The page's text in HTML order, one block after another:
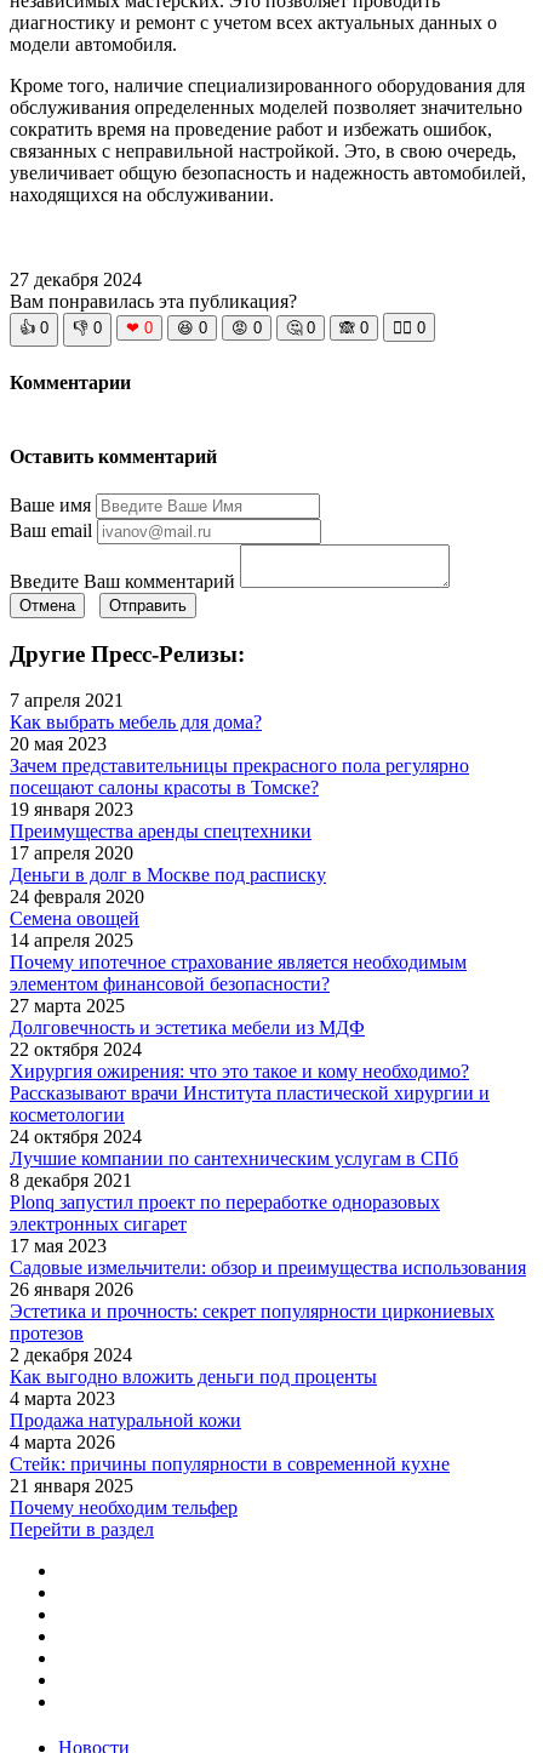
диагностику и ремонт с учетом всех актуальных данных о
модели автомобиля.
Кроме того, наличие специализированного оборудования для
обслуживания определенных моделей позволяет значительно
сократить время на проведение работ и избежать ошибок,
связанных с неправильной настройкой. Это, в свою очередь,
увеличивает общую безопасность и надежность автомобилей,
находящихся на обслуживании.
27 декабря 2024
Вам понравилась эта публикация?
👍 0 👎 0 ❤ 0 😆 0 😡 0 🤔 0 🙈 0 🧘‍♀️ 0
Комментарии
Оставить комментарий
Ваше имя
Ваш email
Введите Ваш комментарий
Отмена Отправить
Другие Пресс-Релизы:
7 апреля 2021
Как выбрать мебель для дома?
20 мая 2023
Зачем представительницы прекрасного пола регулярно
посещают салоны красоты в Томске?
19 января 2023
Преимущества аренды спецтехники
17 апреля 2020
Деньги в долг в Москве под расписку
24 февраля 2020
Семена овощей
14 апреля 2025
Почему ипотечное страхование является необходимым
элементом финансовой безопасности?
27 марта 2025
Долговечность и эстетика мебели из МДФ
22 октября 2024
Хирургия ожирения: что это такое и кому необходимо?
Рассказывают врачи Института пластической хирургии и
косметологии
24 октября 2024
Лучшие компании по сантехническим услугам в СПб
8 декабря 2021
Plonq запустил проект по переработке одноразовых
электронных сигарет
17 мая 2023
Садовые измельчители: обзор и преимущества использования
26 января 2026
Эстетика и прочность: секрет популярности циркониевых
протезов
2 декабря 2024
Как выгодно вложить деньги под проценты
4 марта 2023
Продажа натуральной кожи
4 марта 2026
Стейк: причины популярности в современной кухне
21 января 2025
Почему необходим тельфер
Перейти в раздел
Новости